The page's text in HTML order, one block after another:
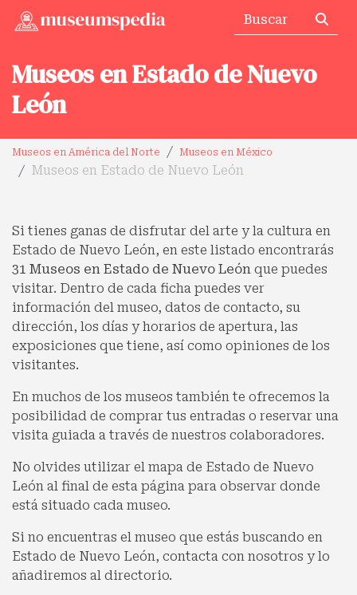
Museos en Estado de Nuevo
León
Museos en América del Norte Museos en México
Museos en Estado de Nuevo León
Si tienes ganas de disfrutar del arte y la cultura en
Estado de Nuevo León, en este listado encontrarás
31 Museos en Estado de Nuevo León que puedes
visitar. Dentro de cada ficha puedes ver
información del museo, datos de contacto, su
dirección, los días y horarios de apertura, las
exposiciones que tiene, así como opiniones de los
visitantes.
En muchos de los museos también te ofrecemos la
posibilidad de comprar tus entradas o reservar una
visita guiada a través de nuestros colaboradores.
No olvides utilizar el mapa de Estado de Nuevo
León al final de esta página para observar donde
está situado cada museo.
Si no encuentras el museo que estás buscando en
Estado de Nuevo León, contacta con nosotros y lo
añadiremos al directorio.